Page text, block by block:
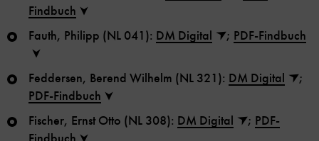
Findbuch
Fauth, Philipp (NL 041): DM Digital ; PDF-Findbuch
Feddersen, Berend Wilhelm (NL 321): DM Digital
;
PDF-Findbuch
Fischer, Ernst Otto (NL 308): DM Digital ; PDF-